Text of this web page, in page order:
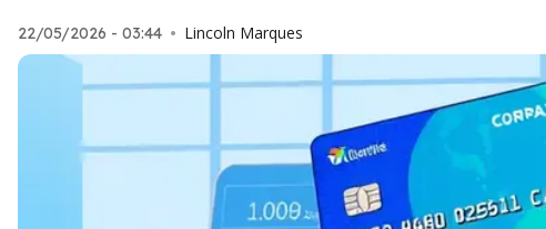
22/05/2026 - 03:44 • Lincoln Marques